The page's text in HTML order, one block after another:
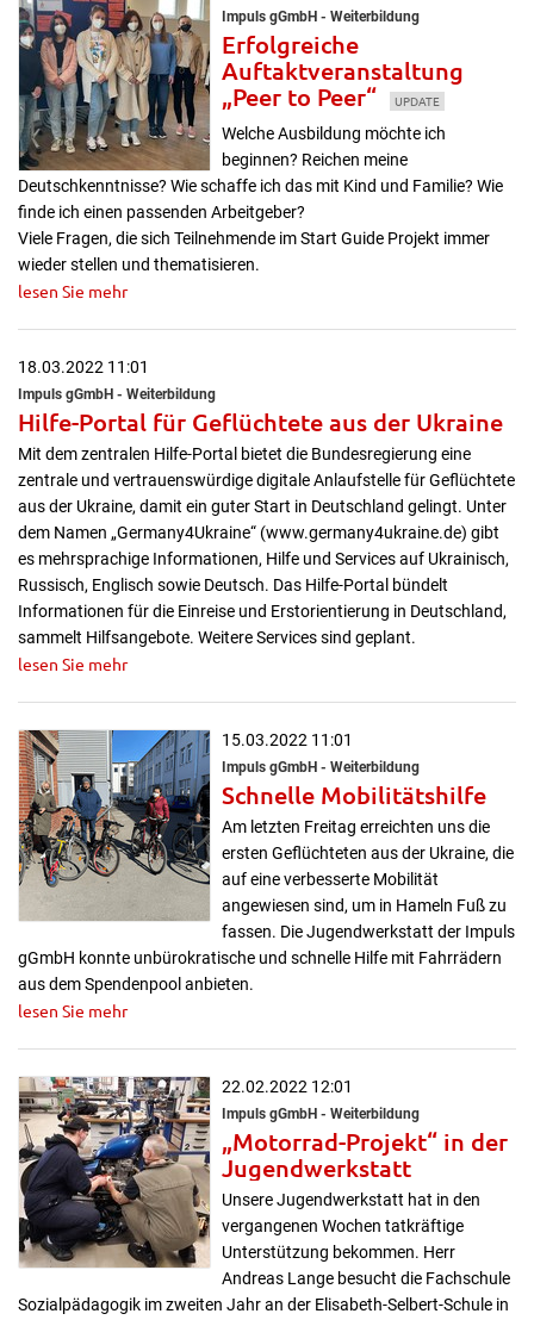
Impuls gGmbH - Weiterbildung
Erfolgreiche
Auftaktveranstaltung
„Peer to Peer“
UPDATE
Welche Ausbildung möchte ich
beginnen? Reichen meine
Deutschkenntnisse? Wie schaffe ich das mit Kind und Familie? Wie
finde ich einen passenden Arbeitgeber?
Viele Fragen, die sich Teilnehmende im Start Guide Projekt immer
wieder stellen und thematisieren.
lesen Sie mehr
18.03.2022 11:01
Impuls gGmbH - Weiterbildung
Hilfe-Portal für Geflüchtete aus der Ukraine
Mit dem zentralen Hilfe-Portal bietet die Bundesregierung eine
zentrale und vertrauenswürdige digitale Anlaufstelle für Geflüchtete
aus der Ukraine, damit ein guter Start in Deutschland gelingt. Unter
dem Namen „Germany4Ukraine“ (www.germany4ukraine.de) gibt
es mehrsprachige Informationen, Hilfe und Services auf Ukrainisch,
Russisch, Englisch sowie Deutsch. Das Hilfe-Portal bündelt
Informationen für die Einreise und Erstorientierung in Deutschland,
sammelt Hilfsangebote. Weitere Services sind geplant.
lesen Sie mehr
15.03.2022 11:01
Impuls gGmbH - Weiterbildung
Schnelle Mobilitätshilfe
Am letzten Freitag erreichten uns die
ersten Geflüchteten aus der Ukraine, die
auf eine verbesserte Mobilität
angewiesen sind, um in Hameln Fuß zu
fassen. Die Jugendwerkstatt der Impuls
gGmbH konnte unbürokratische und schnelle Hilfe mit Fahrrädern
aus dem Spendenpool anbieten.
lesen Sie mehr
22.02.2022 12:01
Impuls gGmbH - Weiterbildung
„Motorrad-Projekt“ in der
Jugendwerkstatt
Unsere Jugendwerkstatt hat in den
vergangenen Wochen tatkräftige
Unterstützung bekommen. Herr
Andreas Lange besucht die Fachschule
Sozialpädagogik im zweiten Jahr an der Elisabeth-Selbert-Schule in